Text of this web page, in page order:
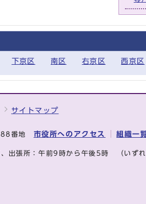
下京区 南区 右京区 西京区
サイトマップ
番地 市役所へのアクセス 組織一
、出張所：午前9時から午後5時 （いず